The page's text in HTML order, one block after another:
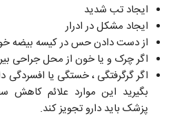
ایجاد تب شدید
ایجاد مشکل در ادرار
از دست دادن حس در کیسه بیضه
اگر چرک و یا خون از محل جراحی
اگر گرگرفتگی ، خستگی یا
بگیرید این موارد علائم
پزشک باید دارو تجویز کند.